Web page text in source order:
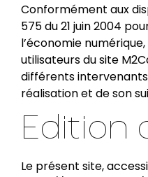
Conformément aux
575 du 21 juin 2004
l’économie
utilisateurs du site
différents
réalisation et de son
Edition
Le présent site,